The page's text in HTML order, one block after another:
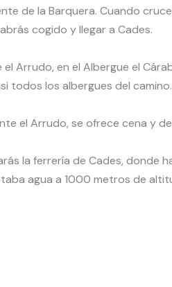
de la Barquera. Cuando
cogido y llegar a Cades.
Arrudo, en el Albergue el
todos los albergues del camino.
el Arrudo, se ofrece cena y
la ferrería de Cades, donde
agua a 1000 metros de